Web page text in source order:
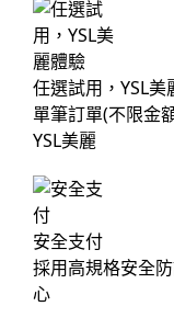
任選試用，YSL美
單筆訂單(不限金
YSL美麗
安全支付
採用高規格安全
心